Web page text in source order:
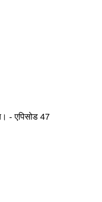
- एपिसोड 47